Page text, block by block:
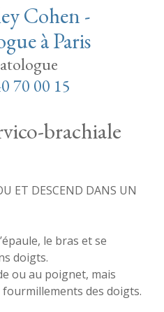
Cohen -
à Paris
70 00 15
brachiale
ET DESCEND DANS UN
le bras et se
doigts.
ou au poignet, mais
fourmillements des doigts.